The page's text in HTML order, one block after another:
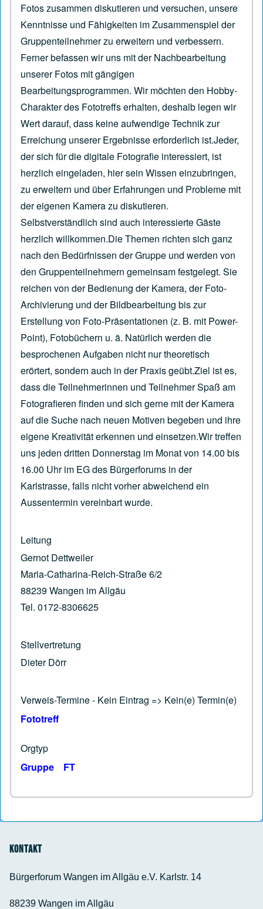
Fotos zusammen diskutieren und versuchen, unsere
Kenntnisse und Fähigkeiten im Zusammenspiel der
Gruppenteilnehmer zu erweitern und verbessern.
Ferner befassen wir uns mit der Nachbearbeitung
unserer Fotos mit gängigen
Bearbeitungsprogrammen. Wir möchten den Hobby-
Charakter des Fototreffs erhalten, deshalb legen wir
Wert darauf, dass keine aufwendige Technik zur
Erreichung unserer Ergebnisse erforderlich ist.Jeder,
der sich für die digitale Fotografie interessiert, ist
herzlich eingeladen, hier sein Wissen einzubringen,
zu erweitern und über Erfahrungen und Probleme mit
der eigenen Kamera zu diskutieren.
Selbstverständlich sind auch interessierte Gäste
herzlich willkommen.Die Themen richten sich ganz
nach den Bedürfnissen der Gruppe und werden von
den Gruppenteilnehmern gemeinsam festgelegt. Sie
reichen von der Bedienung der Kamera, der Foto-
Archivierung und der Bildbearbeitung bis zur
Erstellung von Foto-Präsentationen (z. B. mit Power-
Point), Fotobüchern u. ä. Natürlich werden die
besprochenen Aufgaben nicht nur theoretisch
erörtert, sondern auch in der Praxis geübt.Ziel ist es,
dass die Teilnehmerinnen und Teilnehmer Spaß am
Fotografieren finden und sich gerne mit der Kamera
auf die Suche nach neuen Motiven begeben und ihre
eigene Kreativität erkennen und einsetzen.Wir treffen
uns jeden dritten Donnerstag im Monat von 14.00 bis
16.00 Uhr im EG des Bürgerforums in der
Karlstrasse, falls nicht vorher abweichend ein
Aussentermin vereinbart wurde.
Leitung
Gernot Dettweiler
Maria-Catharina-Reich-Straße 6/2
88239 Wangen im Allgäu
Tel. 0172-8306625
Stellvertretung
Dieter Dörr
Verweis-Termine - Kein Eintrag => Kein(e) Termin(e)
Fototreff
Orgtyp
Gruppe
FT
Kontakt
Bürgerforum Wangen im Allgäu e.V. Karlstr. 14
88239 Wangen im Allgäu